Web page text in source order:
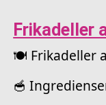
Frikadeller
🍽️ Frikadeller
🥣